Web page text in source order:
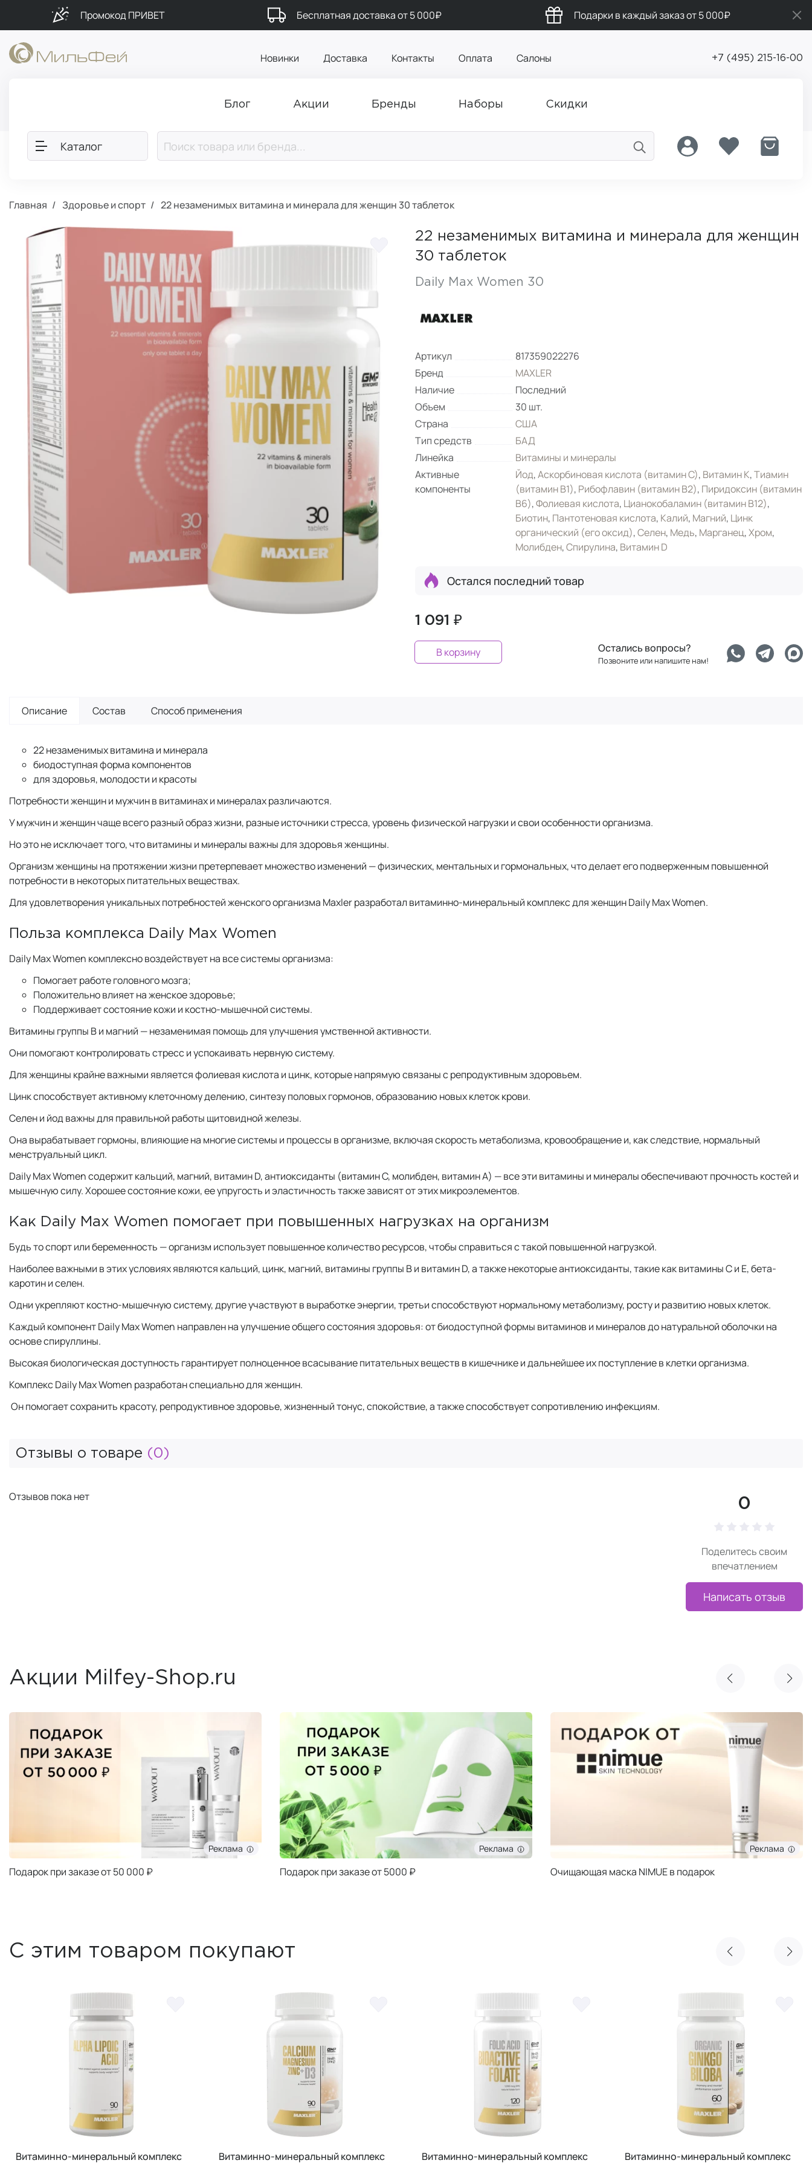
Промокод ПРИВЕТ Бесплатная доставка от 5 000₽ Подарки в каждый заказ от 5 000₽
Новинки Доставка Контакты Оплата Салоны +7 (495) 215-16-00
Блог Акции Бренды Наборы Скидки
Каталог
Главная Здоровье и спорт 22 незаменимых витамина и минерала для женщин 30 таблеток
22 незаменимых витамина и минерала для женщин
30 таблеток
Daily Max Women 30
Артикул
817359022276
Бренд
MAXLER
Наличие
Последний
Объем
30 шт.
Страна
США
Тип средств
БАД
Линейка
Витамины и минералы
Активные
компоненты
Йод,Аскорбиновая кислота (витамин С), Витамин K,Тиамин
(витамин B1), Рибофлавин (витамин B2), Пиридоксин (витамин
B6),Фолиевая кислота, Цианокобаламин (витамин B12),
Биотин, Пантотеновая кислота, Калий, Магний, Цинк
органический (его оксид),Селен, Медь, Марганец,Хром,
Молибден,Спирулина, Витамин D
Остался последний товар
1 091 ₽
В корзину Остались вопросы?
Позвоните или напишите нам!
Описание Состав Способ применения
22 незаменимых витамина и минерала
биодоступная форма компонентов
для здоровья, молодости и красоты
Потребности женщин и мужчин в витаминах и минералах различаются.
У мужчин и женщин чаще всего разный образ жизни, разные источники стресса, уровень физической нагрузки и свои особенности организма.
Но это не исключает того, что витамины и минералы важны для здоровья женщины.
Организм женщины на протяжении жизни претерпевает множество изменений — физических, ментальных и гормональных, что делает его подверженным повышенной
потребности в некоторых питательных веществах.
Для удовлетворения уникальных потребностей женского организма Maxler разработал витаминно-минеральный комплекс для женщин Daily Max Women.
Польза комплекса Daily Max Women
Daily Max Women комплексно воздействует на все системы организма:
Помогает работе головного мозга;
Положительно влияет на женское здоровье;
Поддерживает состояние кожи и костно-мышечной системы.
Витамины группы В и магний — незаменимая помощь для улучшения умственной активности.
Они помогают контролировать стресс и успокаивать нервную систему.
Для женщины крайне важными является фолиевая кислота и цинк, которые напрямую связаны с репродуктивным здоровьем.
Цинк способствует активному клеточному делению, синтезу половых гормонов, образованию новых клеток крови.
Селен и йод важны для правильной работы щитовидной железы.
Она вырабатывает гормоны, влияющие на многие системы и процессы в организме, включая скорость метаболизма, кровообращение и, как следствие, нормальный
менструальный цикл.
Daily Max Women содержит кальций, магний, витамин D, антиоксиданты (витамин С, молибден, витамин A) — все эти витамины и минералы обеспечивают прочность костей и
мышечную силу. Хорошее состояние кожи, ее упругость и эластичность также зависят от этих микроэлементов.
Как Daily Max Women помогает при повышенных нагрузках на организм
Будь то спорт или беременность — организм использует повышенное количество ресурсов, чтобы справиться с такой повышенной нагрузкой.
Наиболее важными в этих условиях являются кальций, цинк, магний, витамины группы В и витамин D, а также некоторые антиоксиданты, такие как витамины С и Е, бета-
каротин и селен.
Одни укрепляют костно-мышечную систему, другие участвуют в выработке энергии, третьи способствуют нормальному метаболизму, росту и развитию новых клеток.
Каждый компонент Daily Max Women направлен на улучшение общего состояния здоровья: от биодоступной формы витаминов и минералов до натуральной оболочки на
основе спируллины.
Высокая биологическая доступность гарантирует полноценное всасывание питательных веществ в кишечнике и дальнейшее их поступление в клетки организма.
Комплекс Daily Max Women разработан специально для женщин.
Он помогает сохранить красоту, репродуктивное здоровье, жизненный тонус, спокойствие, а также способствует сопротивлению инфекциям.
Отзывы о товаре (0)
0
Поделитесь своим
впечатлением
Написать отзыв
Отзывов пока нет
Акции Milfey-Shop.ru
Реклама
Подарок при заказе от 50 000 ₽
Реклама
Подарок при заказе от 5000 ₽
Реклама
Очищающая маска NIMUE в подарок
С этим товаром покупают
Витаминно-минеральный комплекс
Витаминно-минеральный комплекс
Витаминно-минеральный комплекс
Комплекс витаминов для кожи,